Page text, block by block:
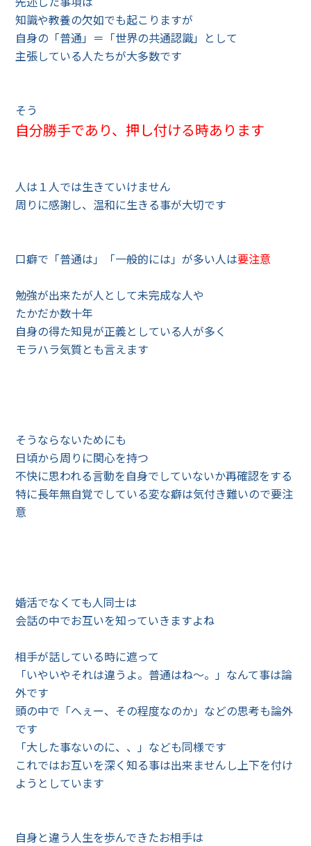
知識や教養の欠如でも起こりますが
自身の「普通」＝「世界の共通認識」として
主張している人たちが大多数です
そう
自分勝手であり、押し付ける時あります
人は１人では生きていけません
周りに感謝し、温和に生きる事が大切です
口癖で「普通は」「一般的には」が多い人は要注意
勉強が出来たが人として未完成な人や
たかだか数十年
自身の得た知見が正義としている人が多く
モラハラ気質とも言えます
そうならないためにも
日頃から周りに関心を持つ
不快に思われる言動を自身でしていないか再確認をする
特に長年無自覚でしている変な癖は気付き難いので要注
意
婚活でなくても人同士は
会話の中でお互いを知っていきますよね
相手が話している時に遮って
「いやいやそれは違うよ。普通はね～。」なんて事は論
外です
頭の中で「へぇー、その程度なのか」などの思考も論外
です
「大した事ないのに、、」なども同様です
これではお互いを深く知る事は出来ませんし上下を付け
ようとしています
自身と違う人生を歩んできたお相手は